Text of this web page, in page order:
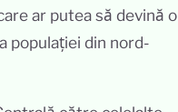
ar putea să devină o
populației din nord-